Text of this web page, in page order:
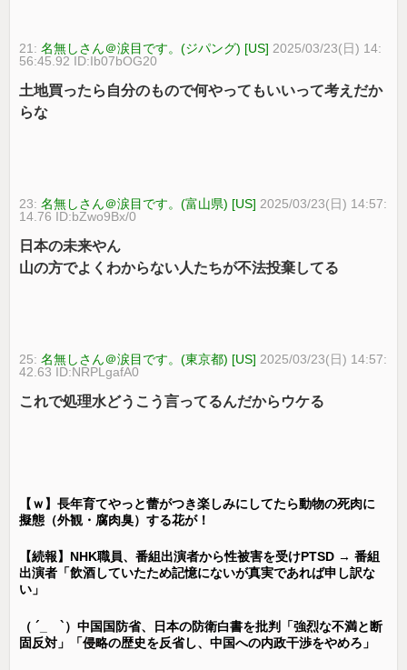
21:名無しさん＠涙目です。(ジパング) [US] 2025/03/23(日) 14:
56:45.92 ID:Ib07bOG20
土地買ったら自分のもので何やってもいいって考えだか
らな
23:名無しさん＠涙目です。(富山県) [US] 2025/03/23(日) 14:57:
14.76 ID:bZwo9Bx/0
日本の未来やん
山の方でよくわからない人たちが不法投棄してる
25:名無しさん＠涙目です。(東京都) [US] 2025/03/23(日) 14:57:
42.63 ID:NRPLgafA0
これで処理水どうこう言ってるんだからウケる
【ｗ】長年育てやっと蕾がつき楽しみにしてたら動物の死肉に
擬態（外観・腐肉臭）する花が！
【続報】NHK職員、番組出演者から性被害を受けPTSD → 番組
出演者「飲酒していたため記憶にないが真実であれば申し訳な
い」
（ ´_ゝ`）中国国防省、日本の防衛白書を批判「強烈な不満と断
固反対」「侵略の歴史を反省し、中国への内政干渉をやめろ」